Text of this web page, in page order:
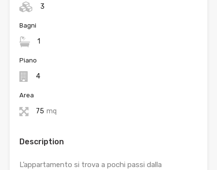
3
Bagni
1
Piano
4
Area
75 mq
Description
L’appartamento si trova a pochi passi dalla